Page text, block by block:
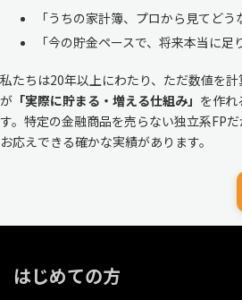
「うちの家計簿、プロから見てどう
「今の貯金ペースで、将来本当に足
私たちは20年以上にわたり、ただ数値を
が 「実際に貯まる・増える仕組み」 を作れ
す。特定の金融商品を売らない独立系FP
お応えできる確かな実績があります。
はじめての方